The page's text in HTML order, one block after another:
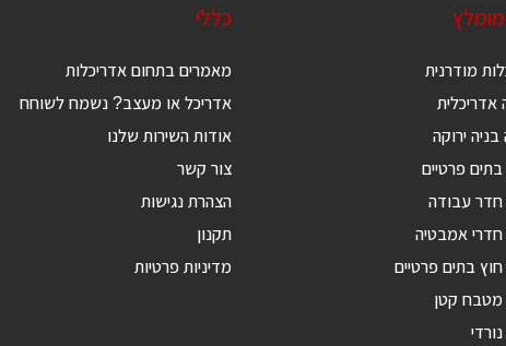
מומלץ
מודרנית
אדריכלית
ירוקה
בתים פרטיים
חדר עבודה
חדרי אמבטיה
חוץ בתים פרטיים
מטבח קטן
כללי
מאמרים בתחום אדריכלות
אדריכל או מעצב? נשמח לשוחח
אודות השירות שלנו
צור קשר
הצהרת נגישות
תקנון
מדיניות פרטיות